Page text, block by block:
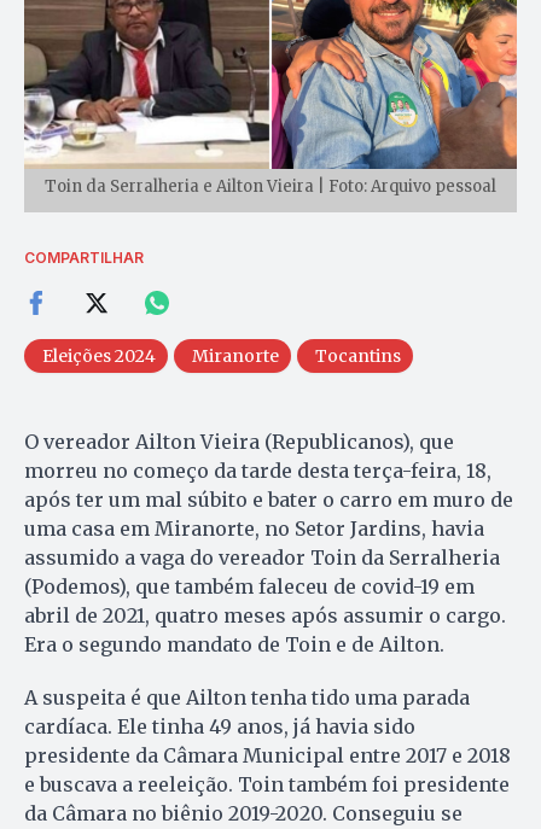
Toin da Serralheria e Ailton Vieira | Foto: Arquivo pessoal
COMPARTILHAR
Eleições 2024 Miranorte Tocantins
O vereador Ailton Vieira (Republicanos), que
morreu no começo da tarde desta terça-feira, 18,
após ter um mal súbito e bater o carro em muro de
uma casa em Miranorte, no Setor Jardins, havia
assumido a vaga do vereador Toin da Serralheria
(Podemos), que também faleceu de covid-19 em
abril de 2021, quatro meses após assumir o cargo.
Era o segundo mandato de Toin e de Ailton.
A suspeita é que Ailton tenha tido uma parada
cardíaca. Ele tinha 49 anos, já havia sido
presidente da Câmara Municipal entre 2017 e 2018
e buscava a reeleição. Toin também foi presidente
da Câmara no biênio 2019-2020. Conseguiu se